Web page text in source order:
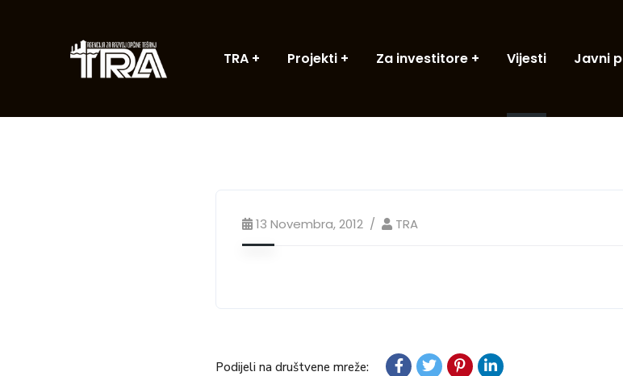
TRA Projekti Za investitore Vijesti Javni
13 Novembra, 2012 TRA
Podijeli na društvene mreže: